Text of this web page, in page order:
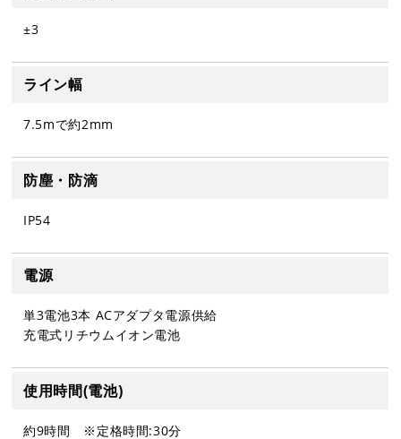
±3
ライン幅
7.5mで約2mm
防塵・防滴
IP54
電源
単3電池3本 ACアダプタ電源供給
充電式リチウムイオン電池
使用時間(電池)
約9時間 ※定格時間:30分